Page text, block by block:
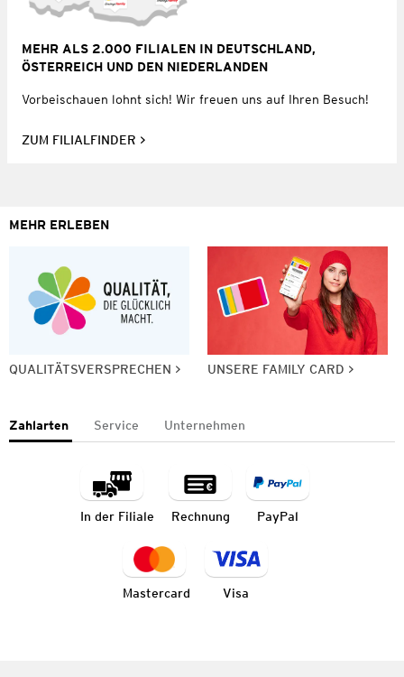
MEHR ALS 2.000 FILIALEN IN DEUTSCHLAND,
ÖSTERREICH UND DEN NIEDERLANDEN
Vorbeischauen lohnt sich! Wir freuen uns auf Ihren Besuch!
ZUM FILIALFINDER
MEHR ERLEBEN
QUALITÄTSVERSPRECHEN UNSERE FAMILY CARD
Zahlarten Service Unternehmen
In der Filiale Rechnung PayPal
Mastercard Visa